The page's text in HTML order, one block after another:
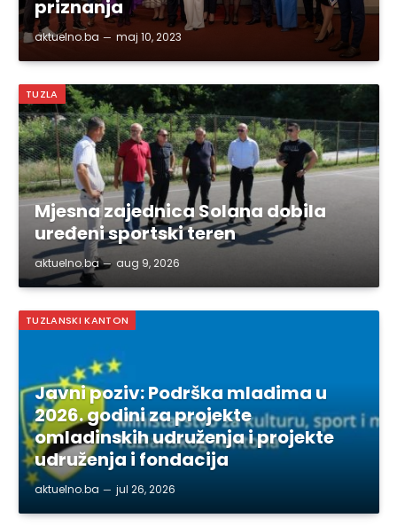
priznanja
aktuelno.ba maj 10, 2023
TUZLA
Mjesna zajednica Solana dobila
uređeni sportski teren
aktuelno.ba aug 9, 2026
TUZLANSKI KANTON
Javni poziv: Podrška mladima u
2026. godini za projekte
omladinskih udruženja i projekte
udruženja i fondacija
aktuelno.ba jul 26, 2026